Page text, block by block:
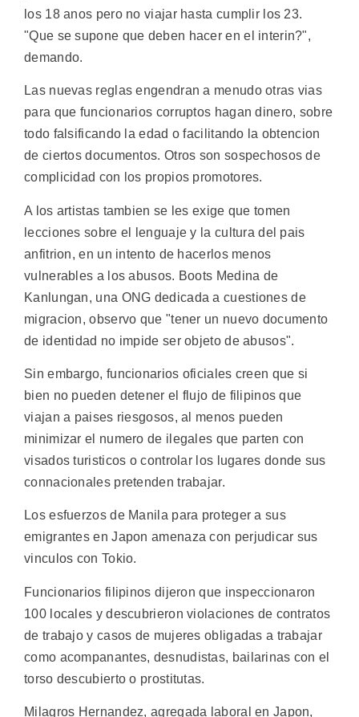
los 18 anos pero no viajar hasta cumplir los 23.
"Que se supone que deben hacer en el interin?",
demando.
Las nuevas reglas engendran a menudo otras vias
para que funcionarios corruptos hagan dinero, sobre
todo falsificando la edad o facilitando la obtencion
de ciertos documentos. Otros son sospechosos de
complicidad con los propios promotores.
A los artistas tambien se les exige que tomen
lecciones sobre el lenguaje y la cultura del pais
anfitrion, en un intento de hacerlos menos
vulnerables a los abusos. Boots Medina de
Kanlungan, una ONG dedicada a cuestiones de
migracion, observo que "tener un nuevo documento
de identidad no impide ser objeto de abusos".
Sin embargo, funcionarios oficiales creen que si
bien no pueden detener el flujo de filipinos que
viajan a paises riesgosos, al menos pueden
minimizar el numero de ilegales que parten con
visados turisticos o controlar los lugares donde sus
connacionales pretenden trabajar.
Los esfuerzos de Manila para proteger a sus
emigrantes en Japon amenaza con perjudicar sus
vinculos con Tokio.
Funcionarios filipinos dijeron que inspeccionaron
100 locales y descubrieron violaciones de contratos
de trabajo y casos de mujeres obligadas a trabajar
como acompanantes, desnudistas, bailarinas con el
torso descubierto o prostitutas.
Milagros Hernandez, agregada laboral en Japon,